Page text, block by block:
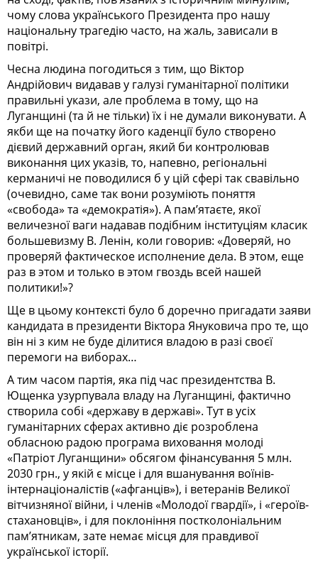
чому слова українського Прези­ден­та про нашу
національну трагедію часто, на жаль, зависали в
повітрі.
Чесна людина погодиться з тим, що Віктор
Андрійович видавав у галузі гуманітарної політики
правильні укази, але проблема в тому, що на
Луганщині (та й не тільки) їх і не думали виконувати. А
якби ще на початку його каденції було створено
дієвий державний орган, який би контролював
виконання цих указів, то, напевно, регіональні
керманичі не поводилися б у цій сфері так свавільно
(очевидно, саме так вони розуміють поняття
«свобода» та «демократія»). А пам’ятаєте, якої
величезної ваги надавав подібним інституціям класик
большевизму В. Ленін, коли говорив: «Доверяй, но
проверяй фактическое исполнение дела. В этом, еще
раз в этом и только в этом гвоздь всей нашей
политики!»?
Ще в цьому контексті було б доречно пригадати заяви
кандидата в президенти Віктора Януковича про те, що
він ні з ким не буде ділитися владою в разі своєї
перемоги на виборах…
А тим часом партія, яка під час президентства В.
Ющенка узурпувала владу на Луганщині, фактично
створила собі «державу в державі». Тут в усіх
гуманітарних сферах активно діє розроблена
обласною радою програма виховання молоді
«Патріот Луганщи­ни» обсягом фінансування 5 млн.
2030 грн., у якій є місце і для вшанування воїнів-
інтернаціоналістів («афганців»), і ветеранів Великої
вітчизняної війни, і членів «Молодої гвардії», і «героїв-
стахановців», і для поклоніння постколоніальним
пам’ятникам, зате немає місця для правдивої
української історії.